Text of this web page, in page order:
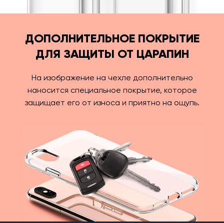
ДОПОЛНИТЕЛЬНОЕ ПОКРЫТИЕ
ДЛЯ ЗАЩИТЫ ОТ ЦАРАПИН
На изображение на чехле дополнительно
наносится специальное покрытие, которое
защищает его от износа и приятно на ощупь.